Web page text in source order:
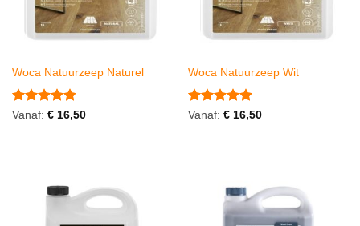
Woca Natuurzeep Naturel
Gewaardeerd
Vanaf: €16,50
Woca Natuurzeep Wit
Gewaardeerd
Vanaf: €16,50